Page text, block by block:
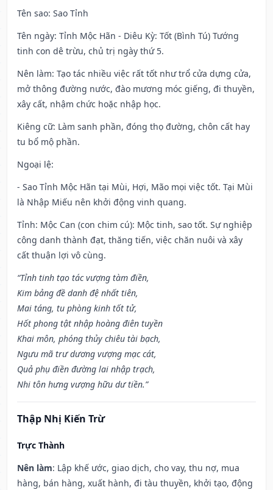
Tên sao: Sao Tỉnh
Tên ngày: Tỉnh Mộc Hãn - Diêu Kỳ: Tốt (Bình Tú) Tướng
tinh con dê trừu, chủ trị ngày thứ 5.
Nên làm: Tạo tác nhiều việc rất tốt như trổ cửa dựng cửa,
mở thông đường nước, đào mương móc giếng, đi thuyền,
xây cất, nhậm chức hoặc nhập học.
Kiêng cữ: Làm sanh phần, đóng thọ đường, chôn cất hay
tu bổ mộ phần.
Ngoại lệ:
- Sao Tỉnh Mộc Hãn tại Mùi, Hợi, Mão mọi việc tốt. Tại Mùi
là Nhập Miếu nên khởi động vinh quang.
Tỉnh: Mộc Can (con chim cú): Mộc tinh, sao tốt. Sự nghiệp
công danh thành đạt, thăng tiến, việc chăn nuôi và xây
cất thuận lợi vô cùng.
“Tỉnh tinh tạo tác vượng tàm điền,
Kim bảng đề danh đệ nhất tiên,
Mai táng, tu phòng kinh tốt tử,
Hốt phong tật nhập hoàng điên tuyền
Khai môn, phóng thủy chiêu tài bạch,
Ngưu mã trư dương vượng mạc cát,
Quả phụ điền đường lai nhập trạch,
Nhi tôn hưng vượng hữu dư tiền.”
Thập Nhị Kiến Trừ
Trực Thành
Nên làm: Lập khế ước, giao dịch, cho vay, thu nợ, mua
hàng, bán hàng, xuất hành, đi tàu thuyền, khởi tạo, động